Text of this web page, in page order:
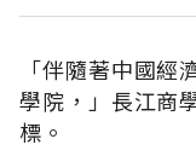
「伴隨著中國
學院，」長江商
標。